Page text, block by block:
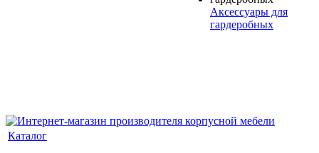
Аксессуары для
гардеробных
Каталог